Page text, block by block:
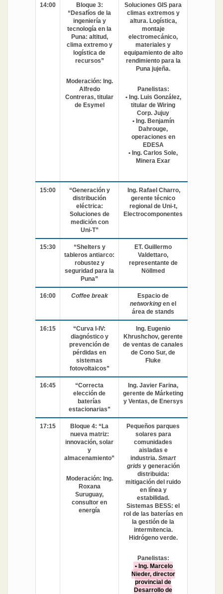
14:00
Bloque 3:
“Desafíos de la
ingeniería y
tecnología en la
Puna: altitud,
clima extremo y
logística de
recursos”
Moderación: Ing.
Alfredo
Contreras, titular
de Esymel
Soluciones GIS para
climas extremos y
altura. Logística,
montaje
electromecánico,
materiales y
equipamiento de alto
rendimiento para la
Puna jujeña.
Panelistas:
• Ing. Luis González,
titular de Wiring
Corp. Jujuy
• Ing. Benjamín
Dahrouge,
operaciones en
EDESA
• Ing. Carlos Sole,
Minera Exar
15:00
“Generación y
distribución
eléctrica:
Soluciones de
medición con
Uni-T”
Ing. Rafael Charro,
gerente técnico
regional de Uni-t,
Electrocomponentes
15:30
“Shelters y
tableros antiarco:
robustez y
seguridad para la
Puna”
ET. Guillermo
Valdettaro,
representante de
Nöllmed
16:00 Coffee break
Espacio de
networking en el
área de stands
16:15
“Curva I-IV:
diagnóstico y
prevención de
pérdidas en
sistemas
fotovoltaicos”
Ing. Eugenio
Khrushchov, gerente
de ventas de canales
de Cono Sur, de
Fluke
16:45
“Correcta
elección de
baterías
estacionarias”
Ing. Javier Farina,
gerente de Márketing
y Ventas, de Enersys
17:15
Bloque 4: “La
nueva matriz:
innovación, solar
y
almacenamiento”
Moderación: Ing.
Roxana
Suruguay,
consultor en
energía
Pequeños parques
solares para
comunidades
aisladas e
industria. Smart
grids y generación
distribuida:
mitigación del ruido
en línea y
estabilidad.
Sistemas BESS: el
rol de las baterías en
la gestión de la
intermitencia.
Hidrógeno verde.
Panelistas:
• Ing. Marcelo
Nieder, director
provincial de
Desarrollo de